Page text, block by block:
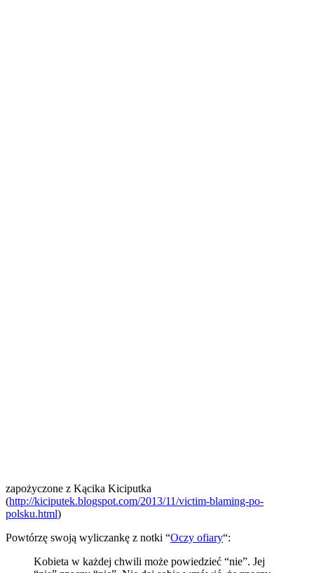
zapożyczone z Kącika Kiciputka
(http://kiciputek.blogspot.com/2013/11/victim-blaming-po-
polsku.html)
Powtórzę swoją wyliczankę z notki “Oczy ofiary“:
Kobieta w każdej chwili może powiedzieć “nie”. Jej